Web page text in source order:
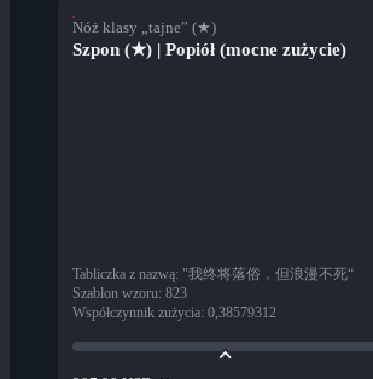
Nóż klasy „tajne” (★)
Szpon (★) | Popiół (mocne zużycie)
Tabliczka z nazwą: "我终将落俗，但浪漫不死“
Szablon wzoru: 823
Współczynnik zużycia: 0,38579312